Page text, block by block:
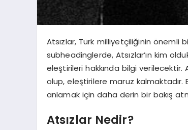
Atsızlar, Türk milliyetçiliğinin önemli
subheadinglerde, Atsızlar’ın kim
eleştirileri hakkında bilgi verilecektir.
olup, eleştirilere maruz kalmaktadır.
anlamak için daha derin bir bakış
Atsızlar Nedir?